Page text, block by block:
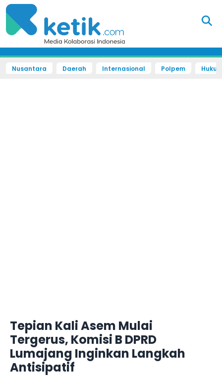
Nusantara Daerah Internasional Polpem
Tepian Kali Asem Mulai
Tergerus, Komisi B DPRD
Lumajang Inginkan Langkah
Antisipatif